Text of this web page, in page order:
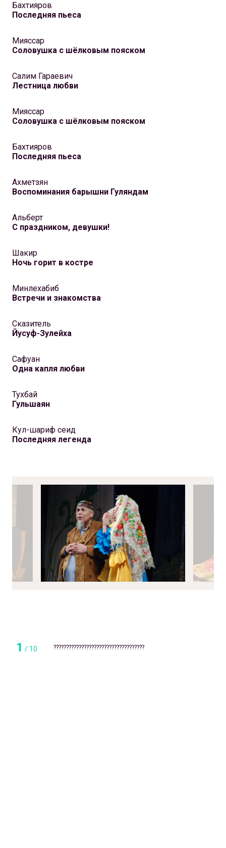
Бахтияров
Последняя пьеса
Мияссар
Соловушка с шёлковым пояском
Салим Гараевич
Лестница любви
Мияссар
Соловушка с шёлковым пояском
Бахтияров
Последняя пьеса
Ахметзян
Воспоминания барышни Гуляндам
Альберт
С праздником, девушки!
Шакир
Ночь горит в костре
Минлехабиб
Встречи и знакомства
Сказитель
Йусуф-Зулейха
Сафуан
Одна капля любви
Тухбай
Гульшаян
Кул-шариф сеид
Последняя легенда
1 / 10 ????????????????????????????????????